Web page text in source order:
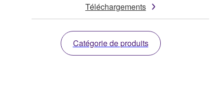
Téléchargements
Catégorie de produits